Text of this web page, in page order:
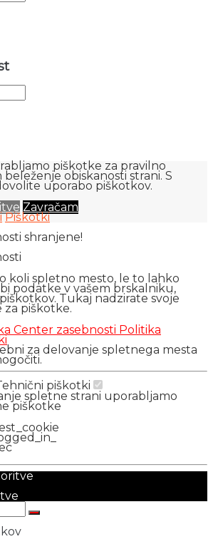
piškotke za pravilno
obiskanosti strani. S
uporabo piškotkov.
Zavračam
Piškotki
shranjene!
koli spletno mesto, le to lahko
podatke v vašem brskalniku,
Tukaj nadzirate svoje
za piškotke.
Center zasebnosti Politika
za delovanje spletnega mesta
piškotki
spletne strani uporabljamo
piškotke